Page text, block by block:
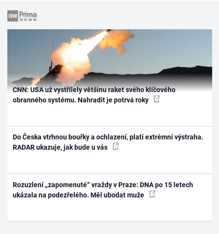
CNN: USA už vystřílely většinu raket svého klíčového
obranného systému. Nahradit je potrvá roky
Do Česka vtrhnou bouřky a ochlazení, platí extrémní výstraha.
RADAR ukazuje, jak bude u vás
Rozuzlení „zapomenuté“ vraždy v Praze: DNA po 15 letech
ukázala na podezřelého. Měl ubodat muže